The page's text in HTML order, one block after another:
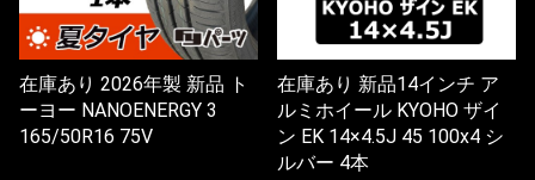
在庫あり 2026年製 新品 ト
ーヨー NANOENERGY 3
165/50R16 75V
在庫あり 新品14インチ ア
ルミホイール KYOHO ザイ
ン EK 14×4.5J 45 100x4 シ
ルバー 4本